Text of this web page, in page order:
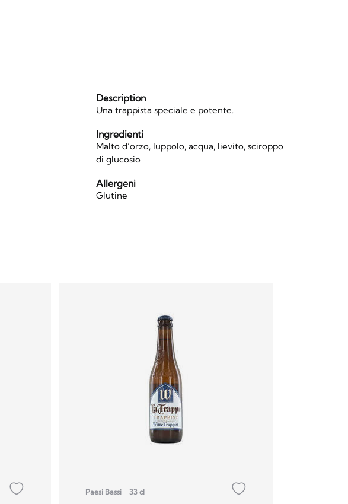
Description
Una trappista speciale e potente.
Ingredienti
Malto d’orzo, luppolo, acqua, lievito, sciroppo
di glucosio
Allergeni
Glutine
Paesi Bassi 33 cl